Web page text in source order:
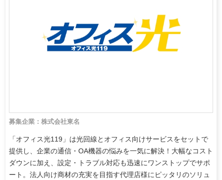
募集企業：株式会社東名
「オフィス光119」は光回線とオフィス向けサービスをセットで
提供し、企業の通信・OA機器の悩みを一気に解決！大幅なコスト
ダウンに加え、設定・トラブル対応も迅速にワンストップでサポ
ート。法人向け商材の充実を目指す代理店様にピッタリのソリュ